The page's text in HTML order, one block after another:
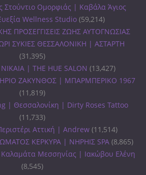
Στούντιο Ομορφιάς | Καβάλα Άγιος
Wellness Studio (59,214)
ΠΡΟΣΕΓΓΙΣΕΙΣ ΖΩΗΣ ΑΥΤΟΓΝΩΣΙΑΣ
ΣΥΚΙΕΣ ΘΕΣΣΑΛΟΝΙΚΗ | ΑΣΤΑΡΤΗ
(31,395)
| THE HUE SALON (13,427)
ΖΑΚΥΝΘΟΣ | ΜΠΑΡΜΠΕΡΙΚΟ 1967
(11,819)
| Θεσσαλονίκη | Dirty Roses Tattoo
(11,733)
Αττική | Andrew (11,514)
ΚΕΡΚΥΡΑ | ΝΗΡΗΙΣ SPA (8,865)
Καλαμάτα Μεσσηνίας | Ιακώβου Ελένη
(8,545)